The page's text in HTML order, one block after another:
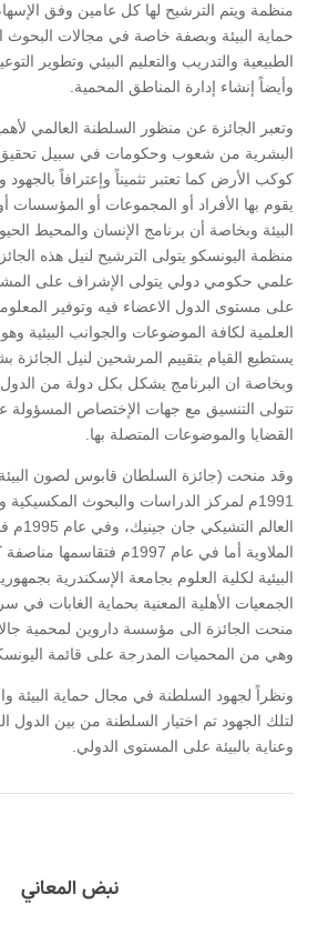
منظمة ويتم الترشيح لها كل عامين وفق
حماية البيئة وبصفة خاصة في مجالات البحوث
الطبيعية والتدريب والتعليم البيئي وتطوير
وأيضاً إنشاء إدارة المناطق المحمية.
وتعبر الجائزة عن منظور السلطنة العالمي
البشرية من شعوب وحكومات في سبيل تحقيق
كوكب الأرض كما تعتبر تثميناً وإعترافاً بالجهود
يقوم بها الأفراد أو المجموعات أو المؤسسات
البيئة وبخاصة أن برنامج الإنسان والمحيط
منظمة اليونسكو يتولى الترشيح لنيل هذه
علمي حكومي دولي يتولى الإشراف على
على مستوى الدول الاعضاء فيه وتوفير
العلمية لكافة الموضوعات والجوانب البيئية
يستطيع القيام بتقييم المرشحين لنيل
وبخاصة ان البرنامج يشكل بكل دولة من الدول
تتولى التنسيق مع جهات الإختصاص المسؤولة
القضايا والموضوعات المتصلة بها.
وقد منحت (جائزة السلطان قابوس لصون
العالم
الملاوية أما في عام 1997م
البيئية لكلية العلوم بجامعة الإسكندرية
منحت الجائزة الى مؤسسة داروين لمحمية
وهي من المحميات المدرجة على قائمة
ونظراً لجهود السلطنة في مجال حماية البيئة
لتلك الجهود تم اختيار السلطنة من بين الدول
وعناية بالبيئة على المستوى الدولي.
نبض المعاني